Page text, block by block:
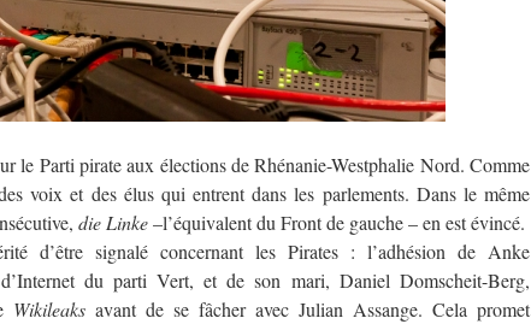
le Parti pirate aux élections de Rhénanie-Westphalie Nord. Comme
voix et des élus qui entrent dans les parlements. Dans le même
die Linke–l’équivalent du Front de gauche – en est évincé.
d’être signalé concernant les Pirates : l’adhésion de Anke
du parti Vert, et de son mari, Daniel Domscheit-Berg,
Wikileaks avant de se fâcher avec Julian Assange. Cela promet